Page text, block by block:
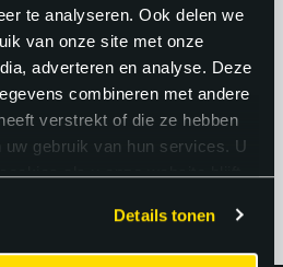
te analyseren. Ook delen we
van onze site met onze
adverteren en analyse. Deze
combineren met andere
verstrekt of die ze hebben
gebruik van hun services. U
als u onze website blijft
Details tonen
De intellectuele
maakt het voor
energiek en